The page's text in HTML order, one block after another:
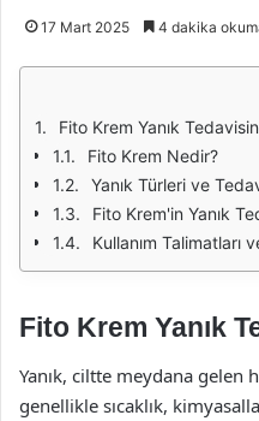
17 Mart 2025 4 dakika
Fito Krem Yanık
Fito Krem Nedir?
Yanık Türleri ve
Fito Krem'in Yanık
Kullanım Talimatları
Fito Krem Yanık
Yanık, ciltte meydana gelen
genellikle sıcaklık,